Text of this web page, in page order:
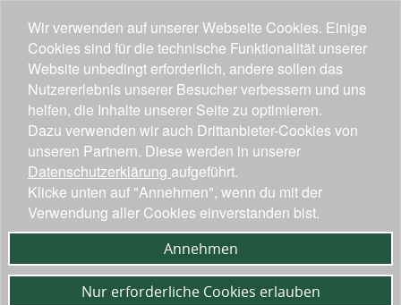
Wir verwenden auf unserer Webseite Cookies. Einige
Cookies sind für die technische Funktionalität unserer
Website unbedingt erforderlich, andere sollen das
Nutzererlebnis unserer Besucher verbessern und uns
helfen, die Inhalte unserer Seite zu optimieren.
Dazu verwenden wir auch Drittanbieter-Cookies von
unseren Partnern. Diese werden in unserer
Datenschutzerklärung aufgeführt.
Klicke unten auf "Annehmen", wenn du mit der
Verwendung aller Cookies einverstanden bist.
Annehmen
Nur erforderliche Cookies erlauben